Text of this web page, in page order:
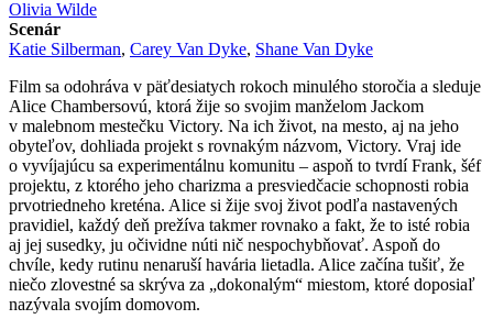
Olivia Wilde
Scenár
Katie Silberman, Carey Van Dyke, Shane Van Dyke
Film sa odohráva v päťdesiatych rokoch minulého storočia a sleduje
Alice Chambersovú, ktorá žije so svojim manželom Jackom
v malebnom mestečku Victory. Na ich život, na mesto, aj na jeho
obyteľov, dohliada projekt s rovnakým názvom, Victory. Vraj ide
o vyvíjajúcu sa experimentálnu komunitu – aspoň to tvrdí Frank, šéf
projektu, z ktorého jeho charizma a presviedčacie schopnosti robia
prvotriedneho kreténa. Alice si žije svoj život podľa nastavených
pravidiel, každý deň prežíva takmer rovnako a fakt, že to isté robia
aj jej susedky, ju očividne núti nič nespochybňovať. Aspoň do
chvíle, kedy rutinu nenaruší havária lietadla. Alice začína tušiť, že
niečo zlovestné sa skrýva za „dokonalým“ miestom, ktoré doposiaľ
nazývala svojím domovom.